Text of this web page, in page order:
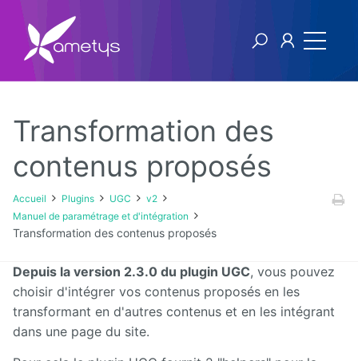
Plugins
AI
Authentification
Bluemind
BPM
Transformation des
contenus proposés
Accueil Plugins UGC
v2
Manuel de paramétrage et d'intégration
Transformation des contenus proposés
Depuis la version 2.3.0 du plugin UGC, vous pouvez
choisir d'intégrer vos contenus proposés en les
transformant en d'autres contenus et en les intégrant
dans une page du site.